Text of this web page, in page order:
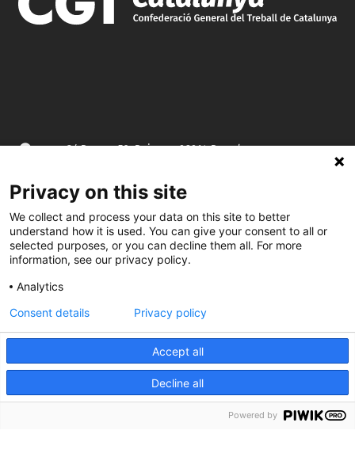
C/ Burgos 59, Baixos – 08014 Barcelona
spccc@spcgtcatalunya.cat
935 120 481
cgtcatalunya
CGTCatalunya
cgtcatalunya
Privacy on this site
We collect and process your data on this site to better
understand how it is used. You can give your consent to all or
selected purposes, or you can decline them all. For more
information, see our privacy policy.
Analytics
Accept all
Decline all
Consent details Privacy policy
Powered by